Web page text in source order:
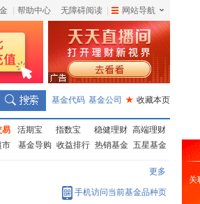
帮助中心 无障碍阅读 网站导航
基金代码 基金公司 ★ 收藏本页
易 活期宝 指数宝 稳健理财 高端理财
市
基金导购 收益排行 热销基金 五星基金
更多
手机访问当前基金品种页